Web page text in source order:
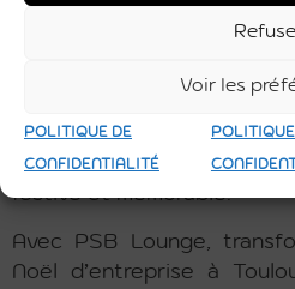
Voir les
POLITIQUE DE
CONFIDENTIALITÉ
Notre objectif : vous
et vous garantir une
festive et mémorable.
Avec PSB Lounge,
Noël d’entreprise à